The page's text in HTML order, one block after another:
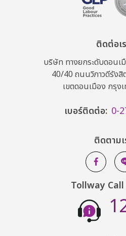
ติดต่อเ
บริษัท ทางยกระดับดอนเ
40/40 ถนนวิภาวดีรัง
เขตดอนเมือง กรุง
เบอร์ติดต่อ: 0-
ติดตามเ
Tollway